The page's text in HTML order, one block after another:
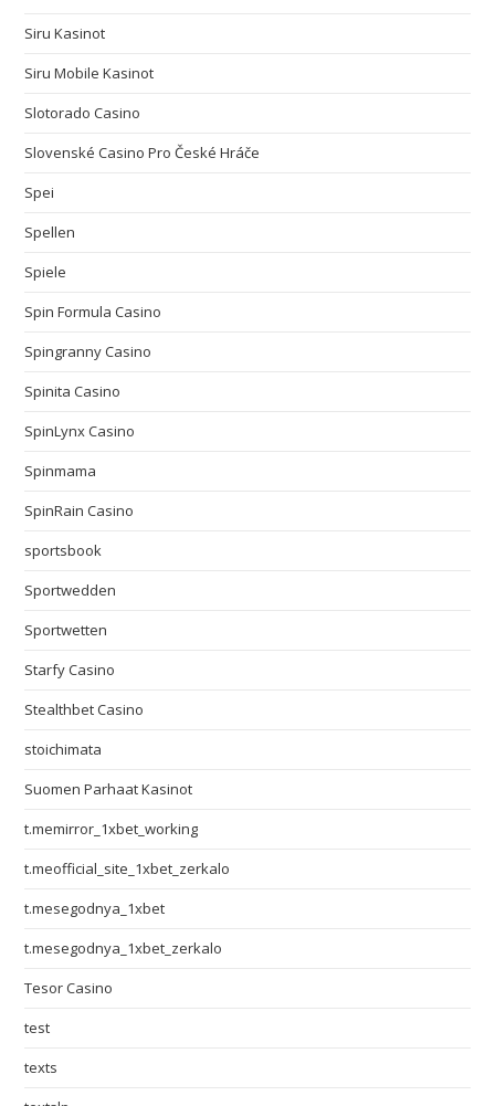
Siru Kasinot
Siru Mobile Kasinot
Slotorado Casino
Slovenské Casino Pro České Hráče
Spei
Spellen
Spiele
Spin Formula Casino
Spingranny Casino
Spinita Casino
SpinLynx Casino
Spinmama
SpinRain Casino
sportsbook
Sportwedden
Sportwetten
Starfy Casino
Stealthbet Casino
stoichimata
Suomen Parhaat Kasinot
t.memirror_1xbet_working
t.meofficial_site_1xbet_zerkalo
t.mesegodnya_1xbet
t.mesegodnya_1xbet_zerkalo
Tesor Casino
test
texts